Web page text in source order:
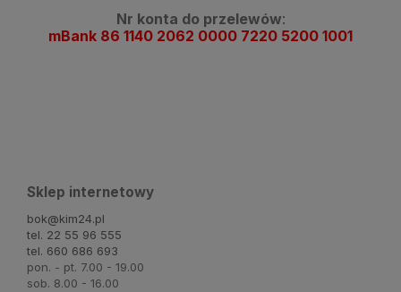
Nr konta do przelewów:
mBank 86 1140 2062 0000 7220 5200 1001
Sklep internetowy
bok@kim24.pl
tel. 22 55 96 555
tel. 660 686 693
pon. - pt. 7.00 - 19.00
sob. 8.00 - 16.00